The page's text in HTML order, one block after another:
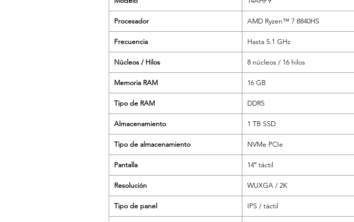
Procesador AMD Ryzen™ 7 8840HS
Frecuencia Hasta 5.1 GHz
Núcleos / Hilos 8 núcleos / 16 hilos
Memoria RAM 16 GB
Tipo de RAM DDR5
Almacenamiento 1 TB SSD
Tipo de almacenamiento NVMe PCIe
Pantalla 14″ táctil
Resolución WUXGA / 2K
Tipo de panel IPS / táctil